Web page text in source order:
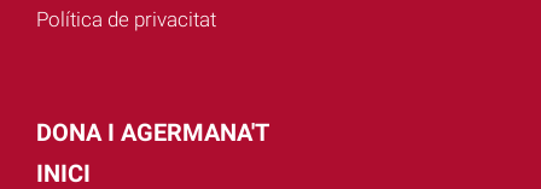
Política de privacitat
DONA I AGERMANA'T
INICI